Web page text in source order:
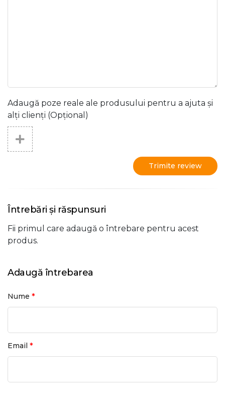
Adaugă poze reale ale produsului pentru a ajuta și
alți clienți (Opțional)
Trimite review
Întrebări și răspunsuri
Fii primul care adaugă o întrebare pentru acest
produs.
Adaugă întrebarea
Nume *
Email *